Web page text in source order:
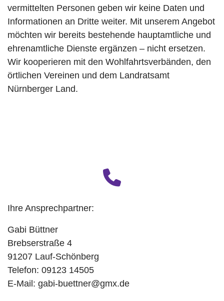
vermittelten Personen geben wir keine Daten und
Informationen an Dritte weiter. Mit unserem Angebot
möchten wir bereits bestehende hauptamtliche und
ehrenamtliche Dienste ergänzen – nicht ersetzen.
Wir kooperieren mit den Wohlfahrtsverbänden, den
örtlichen Vereinen und dem Landratsamt
Nürnberger Land.
phone
Ihre Ansprechpartner:
Gabi Büttner
Brebserstraße 4
91207 Lauf-Schönberg
Telefon: 09123 14505
E-Mail: gabi-buettner@gmx.de